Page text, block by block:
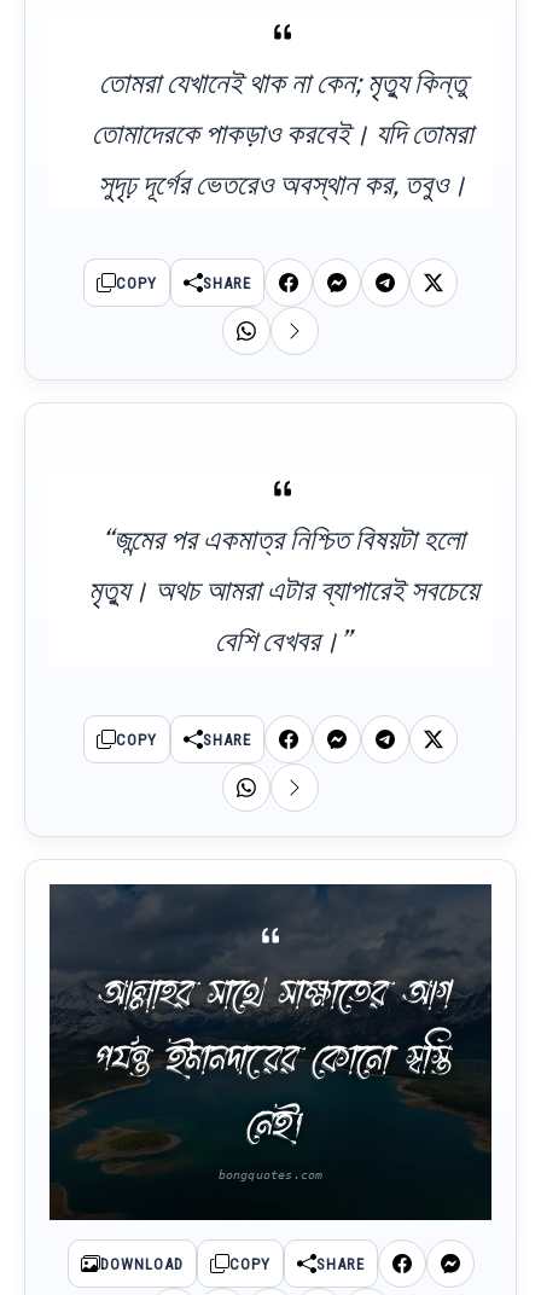
তোমরা যেখানেই থাক না কেন; মৃত্যু কিন্তু
তোমাদেরকে পাকড়াও করবেই। যদি তোমরা
সুদৃঢ় দূর্গের ভেতরেও অবস্থান কর, তবুও।
COPY SHARE
“জন্মের পর একমাত্র নিশ্চিত বিষয়টা হলো
মৃত্যু। অথচ আমরা এটার ব্যাপারেই সবচেয়ে
বেশি বেখবর।”
COPY SHARE
আল্লাহর সাথে সাক্ষাতের আগ
পর্যন্ত ইমানদারের কোনো স্বস্তি
নেই।
DOWNLOAD COPY SHARE